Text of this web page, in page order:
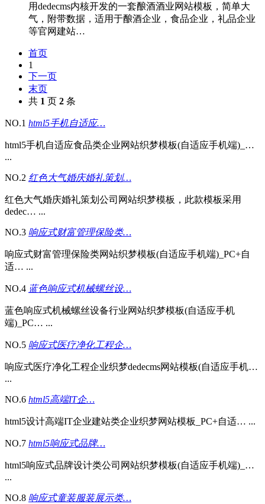
用dedecms内核开发的一套酿酒酒业网站模板，简单大
气，附带数据，适用于酿酒企业，食品企业，礼品企业
等官网建站…
首页
1
下一页
末页
共 1 页 2 条
NO.1 html5手机自适应…
html5手机自适应食品类企业网站织梦模板(自适应手机端)_…
...
NO.2 红色大气婚庆婚礼策划…
红色大气婚庆婚礼策划公司网站织梦模板，此款模板采用
dedec… ...
NO.3 响应式财富管理保险类…
响应式财富管理保险类网站织梦模板(自适应手机端)_PC+自
适… ...
NO.4 蓝色响应式机械螺丝设…
蓝色响应式机械螺丝设备行业网站织梦模板(自适应手机
端)_PC… ...
NO.5 响应式医疗净化工程企…
响应式医疗净化工程企业织梦dedecms网站模板(自适应手机…
...
NO.6 html5高端IT企…
html5设计高端IT企业建站类企业织梦网站模板_PC+自适… ...
NO.7 html5响应式品牌…
html5响应式品牌设计类公司网站织梦模板(自适应手机端)_…
...
NO.8 响应式童装服装展示类…